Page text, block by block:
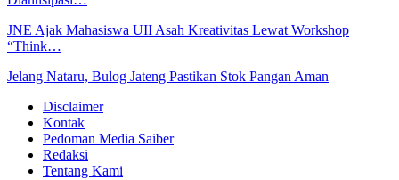
JNE Ajak Mahasiswa UII Asah Kreativitas Lewat Workshop
“Think…
Jelang Nataru, Bulog Jateng Pastikan Stok Pangan Aman
Disclaimer
Kontak
Pedoman Media Saiber
Redaksi
Tentang Kami